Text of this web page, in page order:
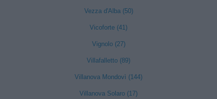
Vezza d'Alba (50)
Vicoforte (41)
Vignolo (27)
Villafalletto (89)
Villanova Mondovì (144)
Villanova Solaro (17)